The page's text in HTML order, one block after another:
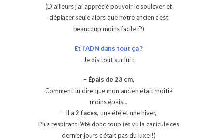
(D’ailleurs j’ai apprécié pouvoir le soulever et
déplacer seule alors que notre ancien c’est
beaucoup moins facile :P)
Et l’ADN dans tout ça ?
Je dis tout sur lui :
–Épais de 23 cm,
Comment tu dire que mon ancien était moitié
moins épais…
– Il a 2 faces, une été et une hiver,
Plus respirant l’été donc coup (et vu la canicule ces
dernier jours c’était pas du luxe !)